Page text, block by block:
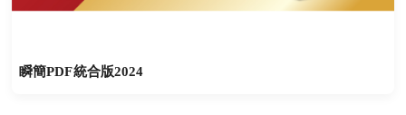
瞬簡PDF統合版2024